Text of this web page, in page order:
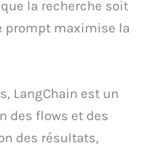
la recherche soit
prompt maximise la
LangChain est un
des flows et des
des résultats,